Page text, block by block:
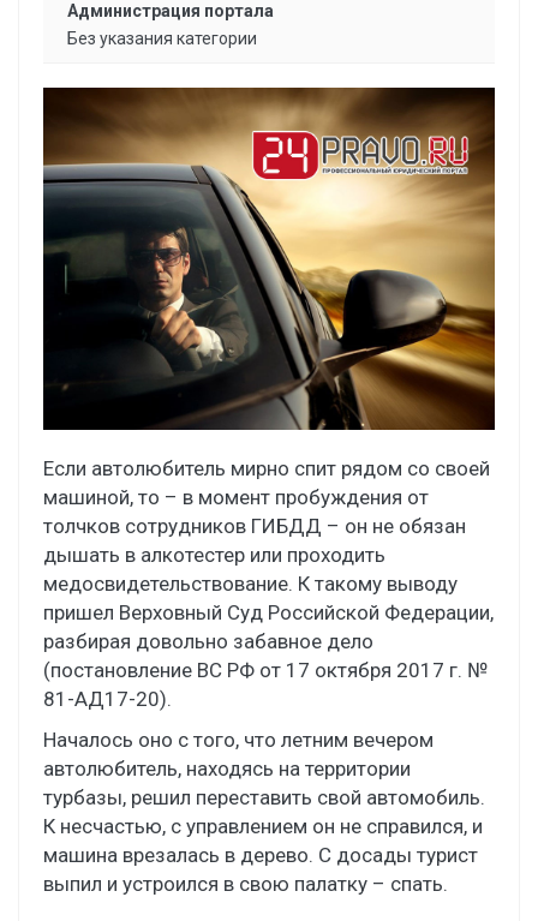
Администрация портала
Без указания категории
Если автолюбитель мирно спит рядом со своей
машиной, то – в момент пробуждения от
толчков сотрудников ГИБДД – он не обязан
дышать в алкотестер или проходить
медосвидетельствование. К такому выводу
пришел Верховный Суд Российской Федерации,
разбирая довольно забавное дело
(постановление ВС РФ от 17 октября 2017 г. №
81-АД17-20).
Началось оно с того, что летним вечером
автолюбитель, находясь на территории
турбазы, решил переставить свой автомобиль.
К несчастью, с управлением он не справился, и
машина врезалась в дерево. С досады турист
выпил и устроился в свою палатку – спать.